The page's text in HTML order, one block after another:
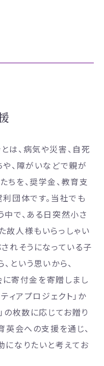
は、病気や災害、自死
、障がいなどで親が
を、奨学金、教育支
団体です。当社でも
で、ある日突然小さ
故人様もいらっしゃい
れそうになっている子
という思いから、
寄付金を寄贈しまし
ィアプロジェクト」か
の枚数に応じてお贈り
英会への支援を通じ、
になりたいと考えてお